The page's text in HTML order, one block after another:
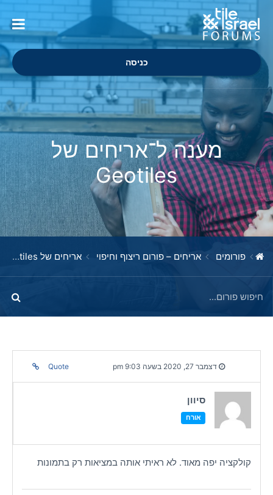
כניסה
מענה ל־אריחים של
Geotiles
פורומים אריחים – פורום ריצוף וחיפוי אריחים של Geotiles
דצמבר 27, 2020 בשעה 9:03 pm Quote
סיוון
אורח
קולקציה יפה מאוד. לא ראיתי אותה במציאות רק בתמונות